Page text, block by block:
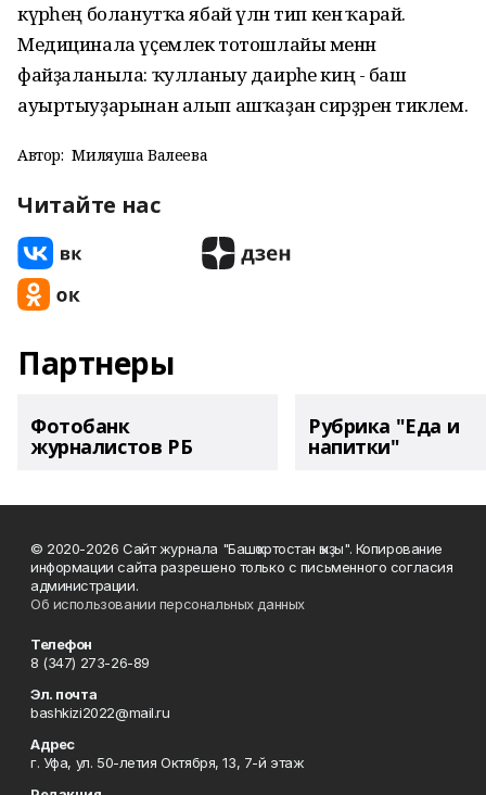
күрәһең боланутҡа ябай үлән тип кенә ҡарай.
Медицинала үҫемлек тотошлайы менән
файҙаланыла: ҡулланыу даирәһе киң - баш
ауыртыуҙарынан алып ашҡаҙан сирҙәренә тиклем.
Автор: Миляуша Валеева
Читайте нас
Партнеры
Фотобанк
журналистов РБ
Рубрика "Еда и
напитки"
© 2020-2026 Сайт журнала "Башҡортостан ҡыҙы". Копирование
информации сайта разрешено только с письменного согласия
администрации.
Об использовании персональных данных
Телефон
8 (347) 273-26-89
Эл. почта
bashkizi2022@mail.ru
Адрес
г. Уфа, ул. 50-летия Октября, 13, 7-й этаж